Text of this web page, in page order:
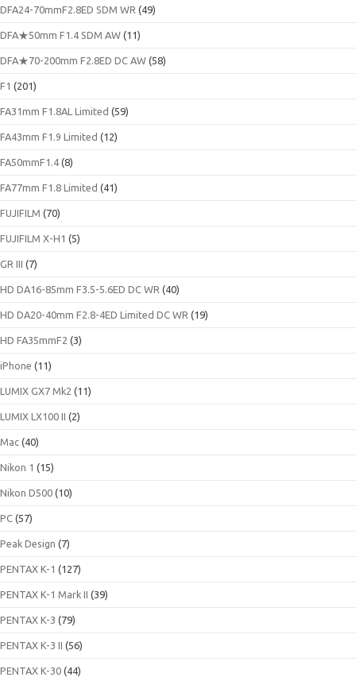
DFA24-70mmF2.8ED SDM WR (49)
DFA★50mm F1.4 SDM AW (11)
DFA★70-200mm F2.8ED DC AW (58)
F1 (201)
FA31mm F1.8AL Limited (59)
FA43mm F1.9 Limited (12)
FA50mmF1.4 (8)
FA77mm F1.8 Limited (41)
FUJIFILM (70)
FUJIFILM X-H1 (5)
GR III (7)
HD DA16-85mm F3.5-5.6ED DC WR (40)
HD DA20-40mm F2.8-4ED Limited DC WR (19)
HD FA35mmF2 (3)
iPhone (11)
LUMIX GX7 Mk2 (11)
LUMIX LX100 II (2)
Mac (40)
Nikon 1 (15)
Nikon D500 (10)
PC (57)
Peak Design (7)
PENTAX K-1 (127)
PENTAX K-1 Mark II (39)
PENTAX K-3 (79)
PENTAX K-3 II (56)
PENTAX K-30 (44)